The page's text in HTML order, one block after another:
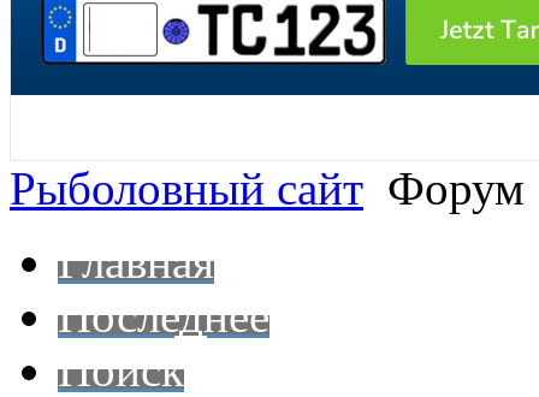
Рыболовный сайт Форум
Главная
Последнее
Поиск